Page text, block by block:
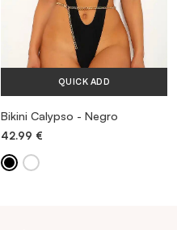
QUICK ADD
Bikini Calypso - Negro
42.99 €